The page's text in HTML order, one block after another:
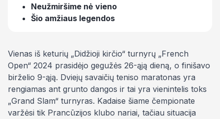
Neužmiršime nė vieno
Šio amžiaus legendos
Vienas iš keturių „Didžioji kirčio“ turnyrų „French
Open“ 2024 prasidėjo gegužės 26-ąją dieną, o finišavo
birželio 9-ąją. Dviejų savaičių teniso maratonas yra
rengiamas ant grunto dangos ir tai yra vienintelis toks
„Grand Slam“ turnyras. Kadaise šiame čempionate
varžėsi tik Prancūzijos klubo nariai, tačiau situacija